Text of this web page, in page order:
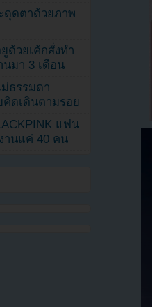
ดุดตาด้วยภาพ
ด้วยเค้กสั่งทำ
นมา 3 เดือน
ธรรมดา
ดเดินตามรอย
แฟน
านแค่ 40 คน